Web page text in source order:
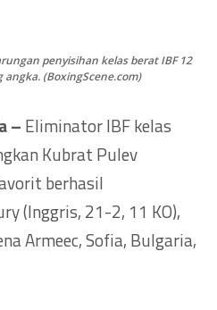
penyisihan kelas berat IBF 12
angka. (BoxingScene.com)
– Eliminator IBF kelas
Kubrat Pulev
berhasil
(Inggris, 21-2, 11 KO),
Armeec, Sofia, Bulgaria,